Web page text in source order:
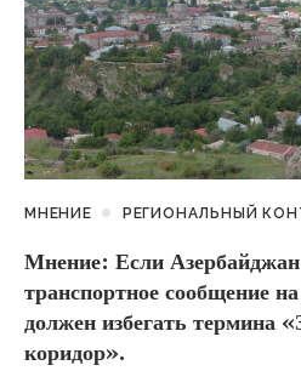
МНЕНИЕ РЕГИОНАЛЬНЫЙ
Мнение: Если
транспортное сообщение
должен избегать термина
коридор».